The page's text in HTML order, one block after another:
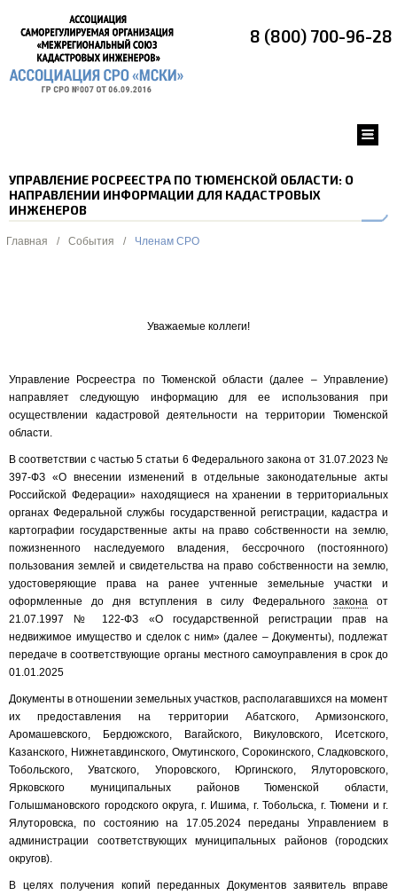
8 (800) 700-96-28
УПРАВЛЕНИЕ РОСРЕЕСТРА ПО ТЮМЕНСКОЙ ОБЛАСТИ: О
НАПРАВЛЕНИИ ИНФОРМАЦИИ ДЛЯ КАДАСТРОВЫХ
ИНЖЕНЕРОВ
Главная / События / Членам СРО
Уважаемые коллеги!
Управление Росреестра по Тюменской области (далее – Управление)
направляет следующую информацию для ее использования при
осуществлении кадастровой деятельности на территории Тюменской
области.
В соответствии с частью 5 статьи 6 Федерального закона от 31.07.2023 №
397-ФЗ «О внесении изменений в отдельные законодательные акты
Российской Федерации» находящиеся на хранении в территориальных
органах Федеральной службы государственной регистрации, кадастра и
картографии государственные акты на право собственности на землю,
пожизненного наследуемого владения, бессрочного (постоянного)
пользования землей и свидетельства на право собственности на землю,
удостоверяющие права на ранее учтенные земельные участки и
оформленные до дня вступления в силу Федеральногозакона от
21.07.1997 № 122-ФЗ «О государственной регистрации прав на
недвижимое имущество и сделок с ним» (далее – Документы), подлежат
передаче в соответствующие органы местного самоуправления в срок до
01.01.2025
Документы в отношении земельных участков, располагавшихся на момент
их предоставления на территории Абатского, Армизонского,
Аромашевского, Бердюжского, Вагайского, Викуловского, Исетского,
Казанского, Нижнетавдинского, Омутинского, Сорокинского, Сладковского,
Тобольского, Уватского, Упоровского, Юргинского, Ялуторовского,
Ярковского муниципальных районов Тюменской области,
Голышмановского городского округа, г. Ишима, г. Тобольска, г. Тюмени и г.
Ялуторовска, по состоянию на 17.05.2024 переданы Управлением в
администрации соответствующих муниципальных районов (городских
округов).
В целях получения копий переданных Документов заявитель вправе